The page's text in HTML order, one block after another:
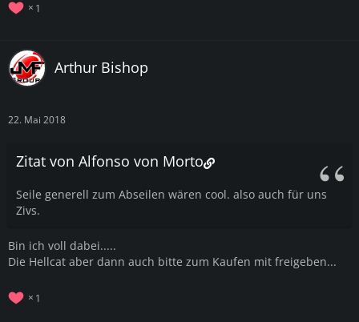
1
Arthur Bishop
22. Mai 2018
Zitat von Alfonso von Morto
Seile generell zum Abseilen wären cool. also auch für uns
Zivs.
Bin ich voll dabei.....
Die Hellcat aber dann auch bitte zum Kaufen mit freigeben...
1